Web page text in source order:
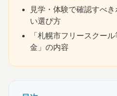
見学・体験で確認すべ
い選び方
「札幌市フリースクー
金」の内容